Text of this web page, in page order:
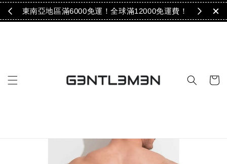
！ 東南亞地區滿6000免運！全球滿12000免運費！